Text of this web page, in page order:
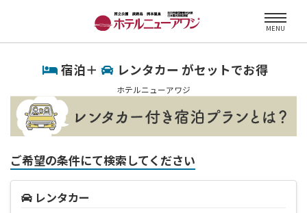
MENU
宿泊＋ レンタカー がセットでお得
ホテルニューアワジ
ご希望の条件にて検索してください
レンタカー